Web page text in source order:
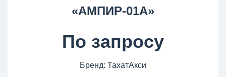
«АМПИР-01A»
По запросу
Бренд: ТахатАкси